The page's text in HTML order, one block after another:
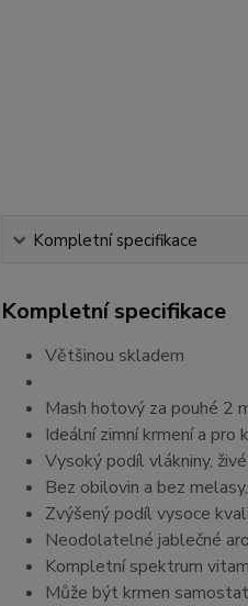
Kompletní specifikace
Kompletní specifikace
Většinou skladem
Mash hotový za pouhé 2
Ideální zimní krmení a pro
Vysoký podíl vlákniny,
Bez obilovin a bez
Zvýšený podíl vysoce
Neodolatelné jablečné
Kompletní spektrum
Může být krmen